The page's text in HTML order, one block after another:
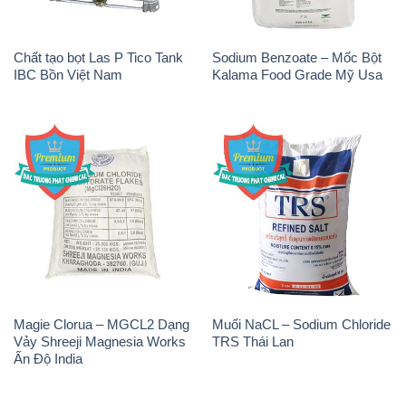
Chất tạo bọt Las P Tico Tank
IBC Bồn Việt Nam
Sodium Benzoate – Mốc Bột
Kalama Food Grade Mỹ Usa
Magie Clorua – MGCL2 Dạng
Vảy Shreeji Magnesia Works
Ấn Độ India
Muối NaCL – Sodium Chloride
TRS Thái Lan